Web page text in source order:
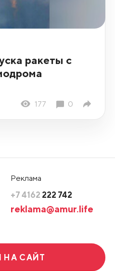
ракеты с
177 0
Реклама
+7 4162 222 742
reklama@amur.life
НА САЙТ